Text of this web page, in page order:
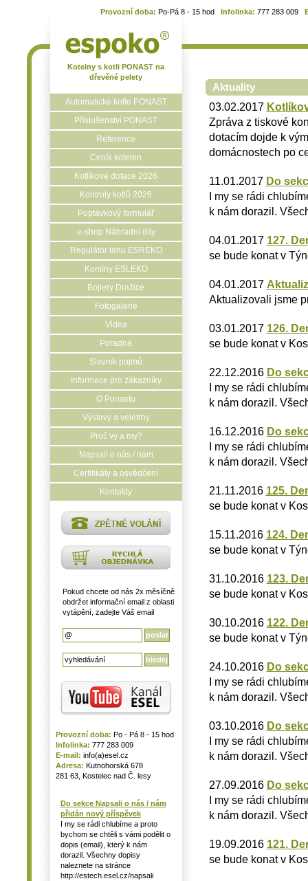
Provozní doba: Po-Pá 8 - 15 hod Infolinka: 777 283 009
Kotelny s kotli PONAST na
dřevěné pelety
Automatické kotle PONAST
Příslušenství PONAST
Reference
Ceník kotelen
Kotlíkové dotace 2026
Kontroly kotlů 2026
Poptávkový formulář
e-shop Náhradní díly
Regulátor tahu ESREKO
Komíny ESLEKO
Bojlery Dražice
Fotogalerie
Videa
Poradna
Slovník pojmů
Informace pro zákazníky
O Ponastu
Výstavy a veletrhy
Proč vy a my?
Napsali o nás / nám
Certifikáty a osvědčení
Kontakty
Pokud chcete od nás 2x měsíčně
obdržet informační email z oblasti
vytápění, zadejte Váš email
Provozní doba: Po - Pá 8 - 15 hod
Infolinka: 777 283 009
E-mail: info(a)esel.cz
Adresa: Kutnohorská 678
281 63, Kostelec nad Č. lesy
Do sekce Napsali o nás / nám
přidán nový příspěvek
I my se rádi chlubíme a proto
bychom se chtěli s vámi podělit o
dopis (email), který k nám
dorazil. Všechny dopisy
naleznete na stránce
http://estech.esel.cz/napsali
Aktuality
03.02.2017
Zpráva z tiskové
dotacím dojde k
domácnostech po
11.01.2017 Do
I my se rádi
k nám dorazil.
04.01.2017 127.
se bude konat v
04.01.2017
Aktualizovali jsme
03.01.2017 126.
se bude konat v
22.12.2016 Do
I my se rádi
k nám dorazil.
16.12.2016 Do
I my se rádi
k nám dorazil.
21.11.2016 125.
se bude konat v
15.11.2016 124.
se bude konat v
31.10.2016 123.
se bude konat v
30.10.2016 122.
se bude konat v
24.10.2016 Do
I my se rádi
k nám dorazil.
03.10.2016 Do
I my se rádi
k nám dorazil.
27.09.2016 Do
I my se rádi
k nám dorazil.
19.09.2016 121.
se bude konat v